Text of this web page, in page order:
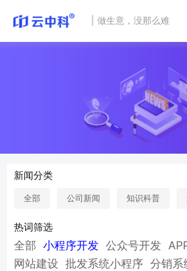
做生意，没那么难
新闻分类
全部 公司新闻 知识科普
热词筛选
全部 小程序开发 公众号开发
网站建设 批发系统小程序 分销系